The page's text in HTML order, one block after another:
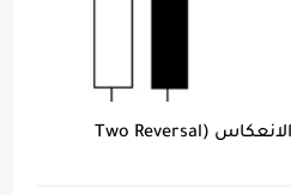
المختصر المفيد | شمعتي الانعكاس (Two Reversal